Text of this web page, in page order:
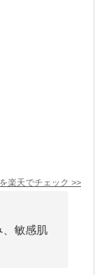
楽天でチェック >>
、敏感肌